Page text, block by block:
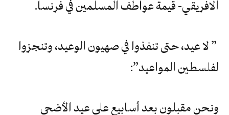
الافريقي- قيمة عواطف المسلمين في فرنسا.
” لا عيد، حتى تنفذوا في صهيون الوعيد، وتنجزوا
لفلسطين المواعيد”:
ونحن مقبلون بعد أسابيع على عيد الأضحى